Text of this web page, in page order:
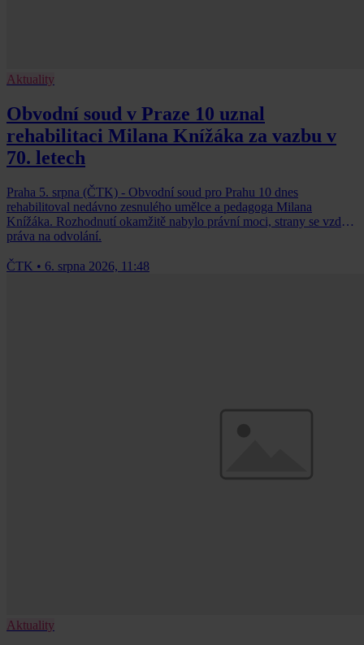
Aktuality
Obvodní soud v Praze 10 uznal
rehabilitaci Milana Knížáka za vazbu v
70. letech
Praha 5. srpna (ČTK) - Obvodní soud pro Prahu 10 dnes
rehabilitoval nedávno zesnulého umělce a pedagoga Milana
Knížáka. Rozhodnutí okamžitě nabylo právní moci, strany se vzdaly
práva na odvolání.
ČTK • 6. srpna 2026, 11:48
Aktuality